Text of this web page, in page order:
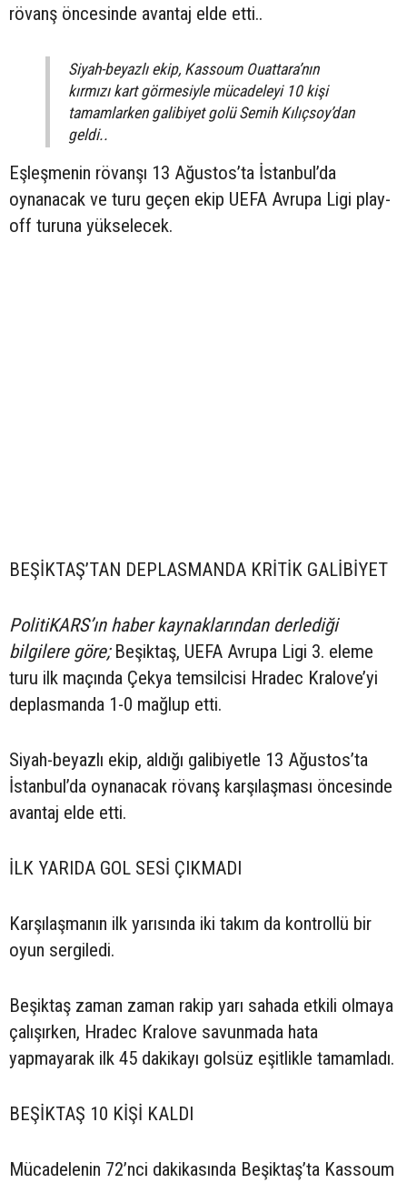
rövanş öncesinde avantaj elde etti..
Siyah-beyazlı ekip, Kassoum Ouattara’nın
kırmızı kart görmesiyle mücadeleyi 10 kişi
tamamlarken galibiyet golü Semih Kılıçsoy’dan
geldi..
Eşleşmenin rövanşı 13 Ağustos’ta İstanbul’da
oynanacak ve turu geçen ekip UEFA Avrupa Ligi play-
off turuna yükselecek.
BEŞİKTAŞ’TAN DEPLASMANDA KRİTİK GALİBİYET
PolitiKARS’ın haber kaynaklarından derlediği
bilgilere göre;Beşiktaş, UEFA Avrupa Ligi 3. eleme
turu ilk maçında Çekya temsilcisi Hradec Kralove’yi
deplasmanda 1-0 mağlup etti.
Siyah-beyazlı ekip, aldığı galibiyetle 13 Ağustos’ta
İstanbul’da oynanacak rövanş karşılaşması öncesinde
avantaj elde etti.
İLK YARIDA GOL SESİ ÇIKMADI
Karşılaşmanın ilk yarısında iki takım da kontrollü bir
oyun sergiledi.
Beşiktaş zaman zaman rakip yarı sahada etkili olmaya
çalışırken, Hradec Kralove savunmada hata
yapmayarak ilk 45 dakikayı golsüz eşitlikle tamamladı.
BEŞİKTAŞ 10 KİŞİ KALDI
Mücadelenin 72’nci dakikasında Beşiktaş’ta Kassoum